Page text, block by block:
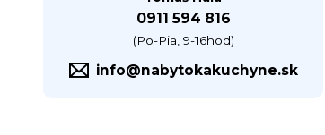
0911 594 816
(Po-Pia, 9-16hod)
info@nabytokakuchyne.sk